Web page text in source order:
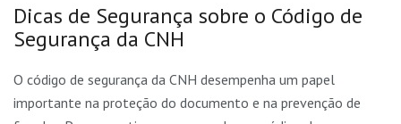
Dicas de Segurança sobre o Código de
Segurança da CNH
O código de segurança da CNH desempenha um papel
importante na proteção do documento e na prevenção de